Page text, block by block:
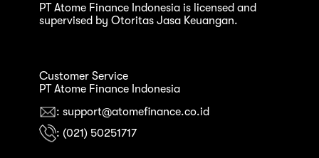
PT Atome Finance Indonesia is licensed and
supervised by Otoritas Jasa Keuangan.
Customer Service
PT Atome Finance Indonesia
: support@atomefinance.co.id
: (021) 50251717